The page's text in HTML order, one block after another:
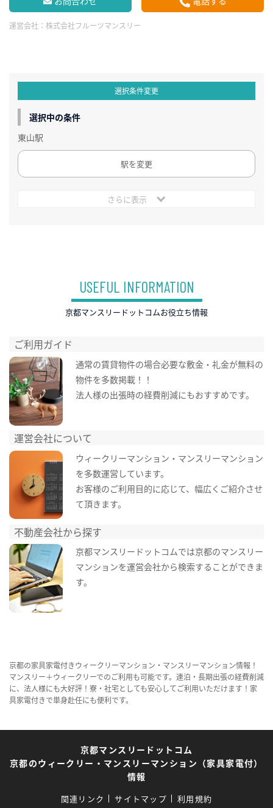
運営会社： 株式会社フルーツマンスリー
選択条件変更
選択中の条件
東山駅
駅を変更
さらに表示
USEFUL INFORMATION
京都マンスリードットコムお役立ち情報
ご利用ガイド
通常の賃貸物件の場合必要な敷金・礼金が無料の
物件を多数掲載！！
法人様の出張時の経費削減にもおすすめです。
運営会社について
ウィークリーマンション・マンスリーマンション
を多数運営しています。
お客様のご利用目的に応じて、幅広くご紹介させ
て頂きます。
不動産会社から探す
京都マンスリードットコムでは京都のマンスリー
マンションを運営会社から検索することができま
す。
京都の家具家電付きウィークリーマンション・マンスリーマンション情報！
マンスリー＋ウィークリーでのご利用も可能です。連泊・長期出張の経費削減
に、法人様にも大好評！寮・社宅としても安心してご利用いただけます！家
具家電付きで単身赴任にも便利です。
京都マンスリードットコム
京都のウィークリー・マンスリーマンション（家具家電付）
情報
関連リンク サイトマップ 利用規約